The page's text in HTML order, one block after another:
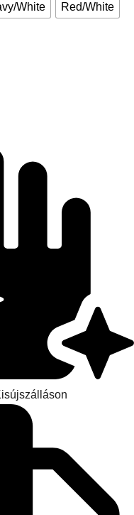
White Red/White